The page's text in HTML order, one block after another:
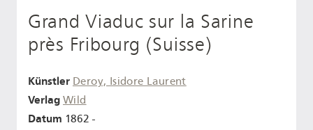
Grand Viaduc sur la Sarine
près Fribourg (Suisse)
Künstler Deroy, Isidore Laurent
Verlag Wild
Datum 1862 -